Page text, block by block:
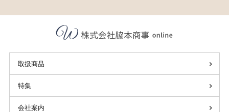
取扱商品
特集
会社案内